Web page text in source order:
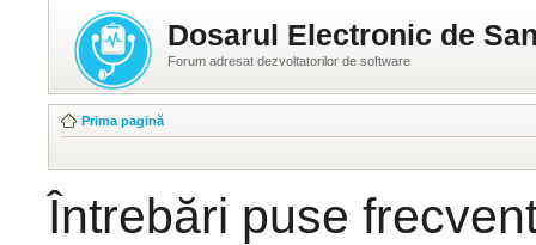
Dosarul Electronic de
Forum adresat dezvoltatorilor de software
Prima pagină
Întrebări puse